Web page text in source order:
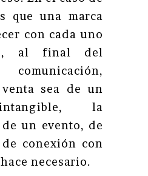
que una marca
con cada uno
al final del
sea de un
la
un evento, de
conexión con
necesario.